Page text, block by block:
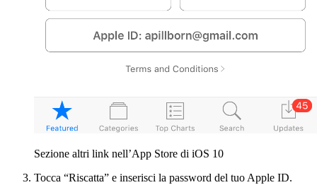
Sezione altri link nell’App Store di iOS 10
Tocca “Riscatta” e inserisci la password del tuo Apple ID.